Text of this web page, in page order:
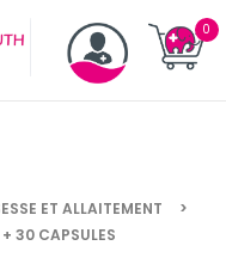
ET ALLAITEMENT
30 CAPSULES